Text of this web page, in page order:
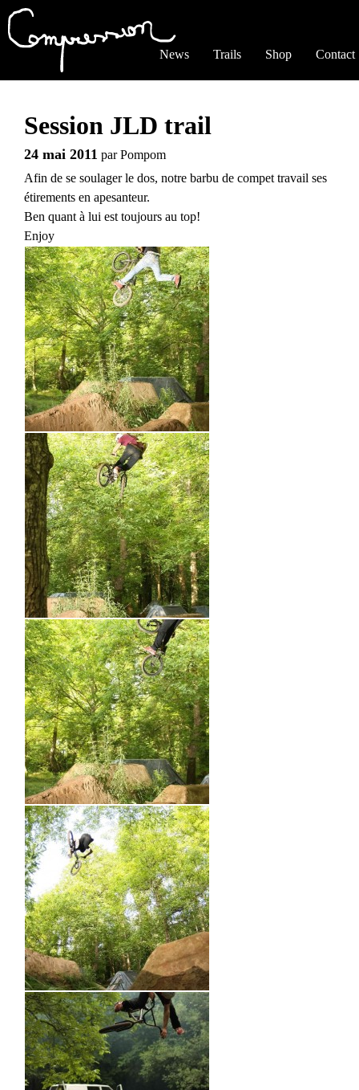
News Trails Shop Contact
Session JLD trail
24 mai 2011 parPompom
Afin de se soulager le dos, notre barbu de compet travail ses
étirements en apesanteur.
Ben quant à lui est toujours au top!
Enjoy